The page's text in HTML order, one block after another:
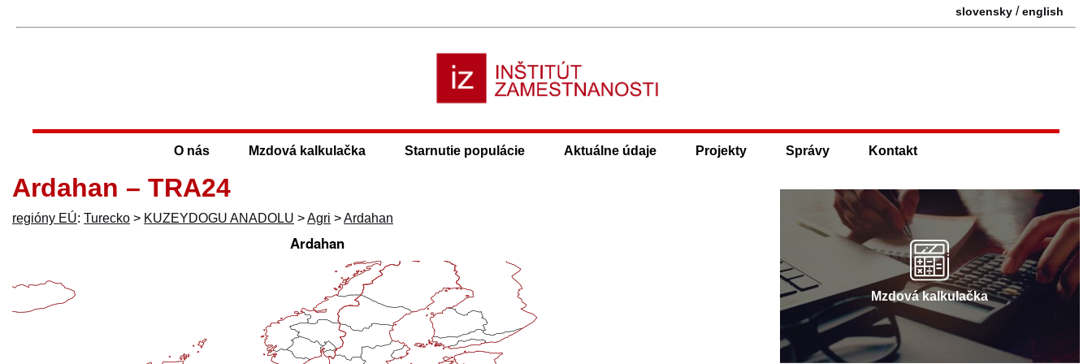
slovensky /english
O nás Mzdová kalkulačka Starnutie populácie Aktuálne údaje Projekty Správy Kontakt
Ardahan – TRA24
regióny EÚ: Turecko > KUZEYDOGU ANADOLU >Agri >Ardahan
Mzdová kalkulačka